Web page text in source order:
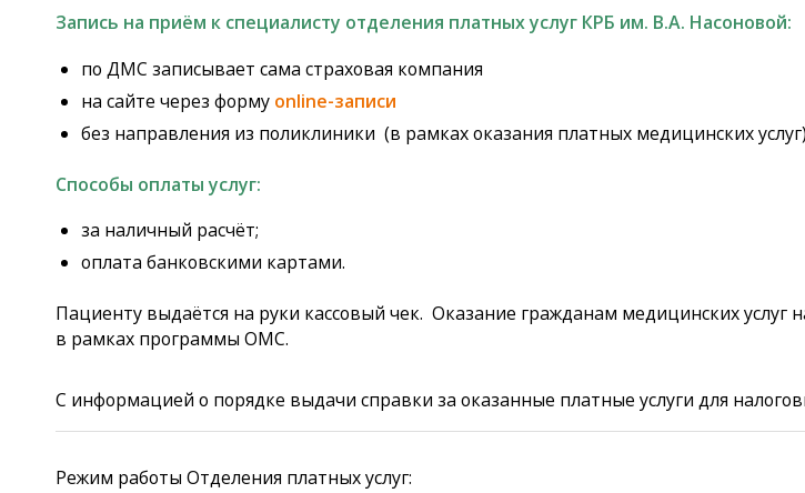
Запись на приём к специалисту отделения платных услуг КРБ им. В.А. Насоновой:
по ДМС записывает сама страховая компания
на сайте через форму online-записи
без направления из поликлиники (в рамках оказания платных медицинских
Способы оплаты услуг:
за наличный расчёт;
оплата банковскими картами.
Пациенту выдаётся на руки кассовый чек. Оказание гражданам медицинских
в рамках программы ОМС.
С информацией о порядке выдачи справки за оказанные платные услуги для
Режим работы Отделения платных услуг: